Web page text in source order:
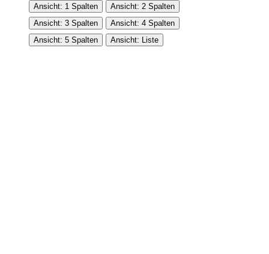
Ansicht: 1 Spalten
Ansicht: 2 Spalten
Ansicht: 3 Spalten
Ansicht: 4 Spalten
Ansicht: 5 Spalten
Ansicht: Liste